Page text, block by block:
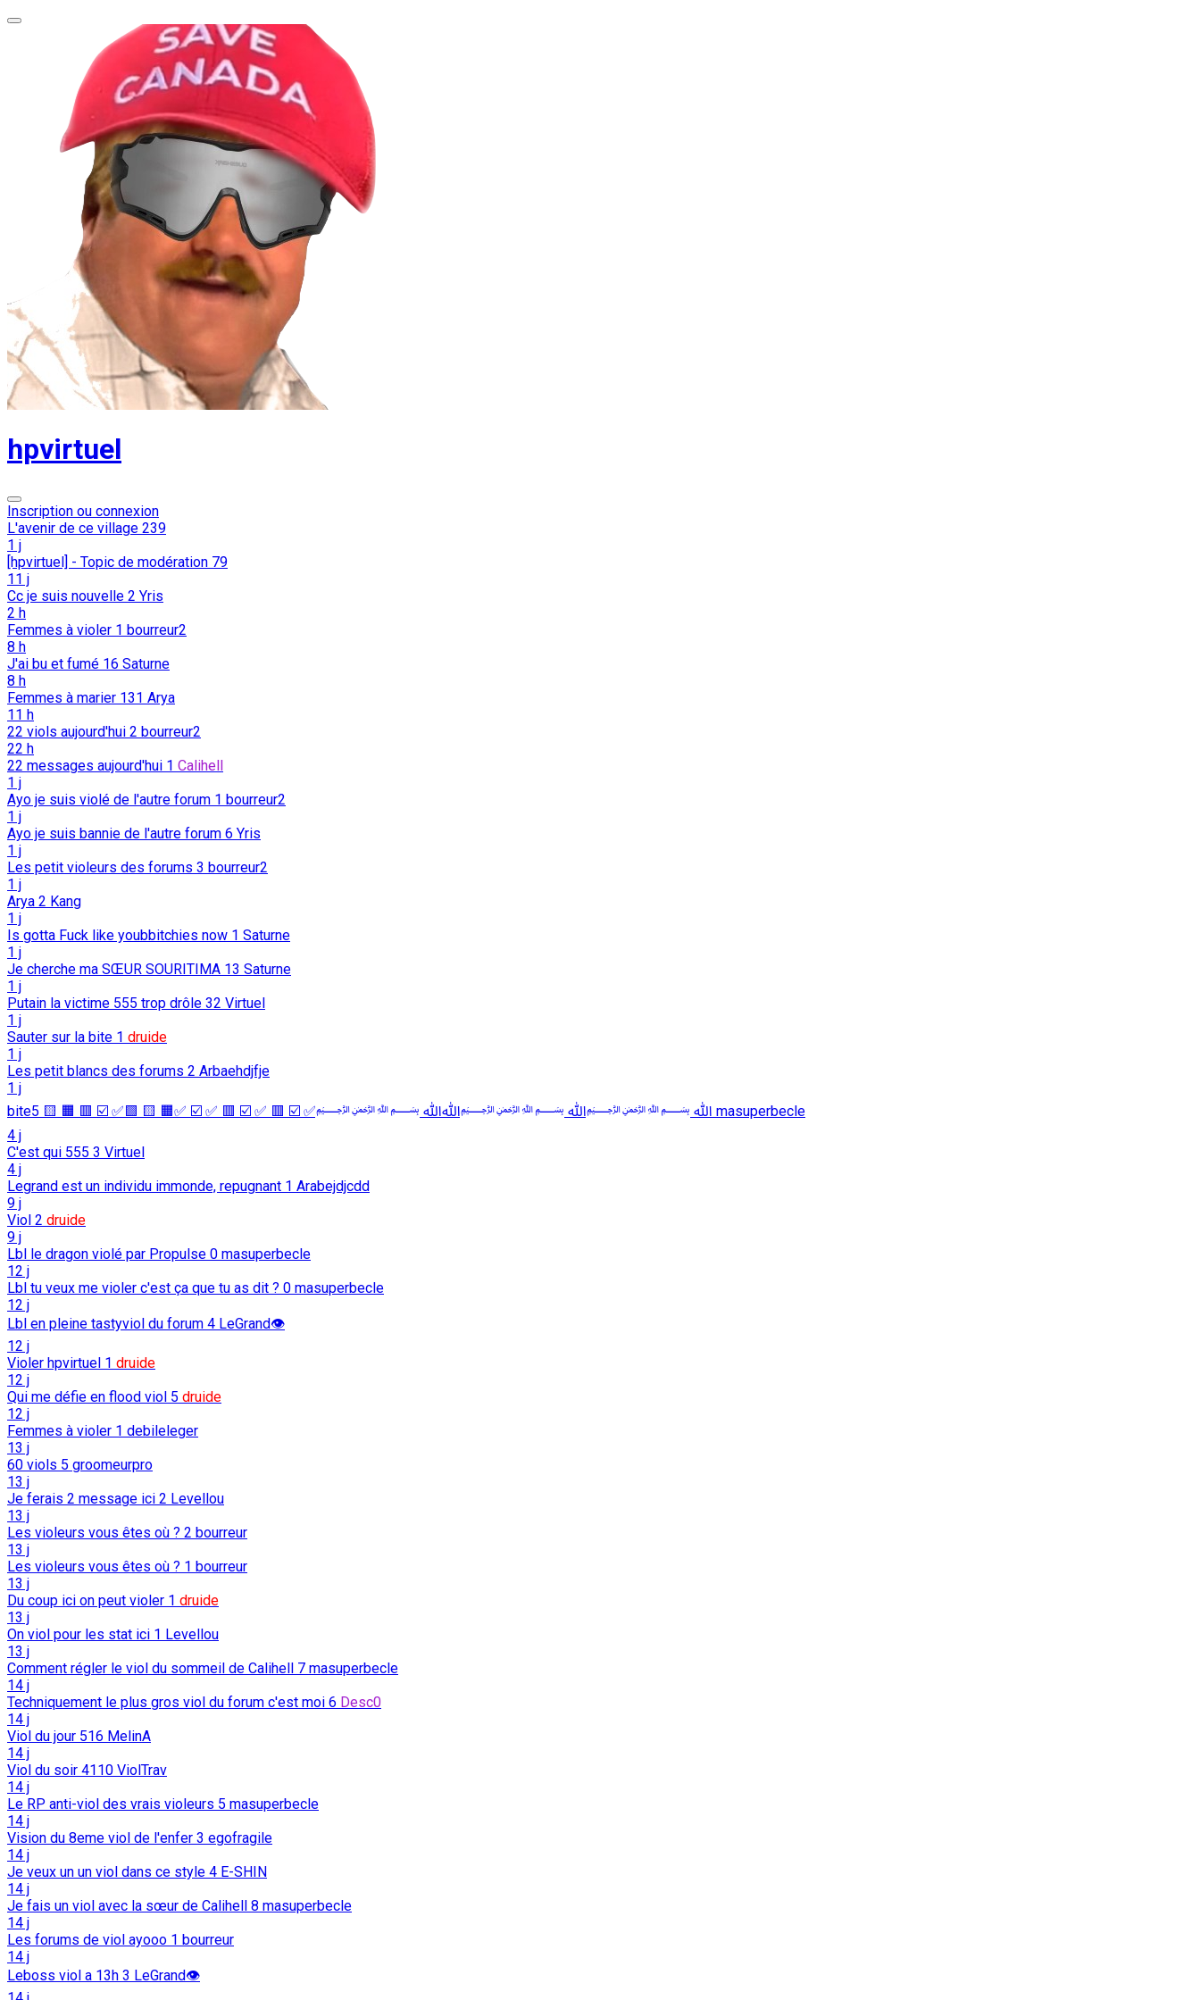
hpvirtuel
Inscription ou connexion
L'avenir de ce village 239
1 j
[hpvirtuel] - Topic de modération 79
11 j
Cc je suis nouvelle 2 Yris
2 h
Femmes à violer 1 bourreur2
8 h
J'ai bu et fumé 16 Saturne
8 h
Femmes à marier 131 Arya
11 h
22 viols aujourd'hui 2 bourreur2
22 h
22 messages aujourd'hui 1 Calihell
1 j
Ayo je suis violé de l'autre forum 1 bourreur2
1 j
Ayo je suis bannie de l'autre forum 6 Yris
1 j
Les petit violeurs des forums 3 bourreur2
1 j
Arya 2 Kang
1 j
Is gotta Fuck like youbbitchies now 1 Saturne
1 j
Je cherche ma SŒUR SOURITIMA 13 Saturne
1 j
Putain la victime 555 trop drôle 32 Virtuel
1 j
Sauter sur la bite 1 druide
1 j
Les petit blancs des forums 2 Arbaehdjfje
1 j
biteﷲ ﷽ﷲ ﷽ﷲﷲ ﷽✅ ☑️ 🟥 ✅ ☑️ 🟥 ✅ ☑️ ✅🟧 🟨 🟩✅ ☑️ 🟥 🟧 🟨 masuperbecle
4 j
C'est qui 555 3 Virtuel
4 j
Legrand est un individu immonde, repugnant 1 Arabejdjcdd
9 j
Viol 2 druide
9 j
Lbl le dragon violé par Propulse 0 masuperbecle
12 j
Lbl tu veux me violer c'est ça que tu as dit ? 0 masuperbecle
12 j
Lbl en pleine tastyviol du forum 4 LeGrand👁️
12 j
Violer hpvirtuel 1 druide
12 j
Qui me défie en flood viol 5 druide
12 j
Femmes à violer 1 debileleger
13 j
60 viols 5 groomeurpro
13 j
Je ferais 2 message ici 2 Levellou
13 j
Les violeurs vous êtes où ? 2 bourreur
13 j
Les violeurs vous êtes où ? 1 bourreur
13 j
Du coup ici on peut violer 1 druide
13 j
On viol pour les stat ici 1 Levellou
13 j
Comment régler le viol du sommeil de Calihell 7 masuperbecle
14 j
Techniquement le plus gros viol du forum c'est moi 6 Desc0
14 j
Viol du jour 516 MelinA
14 j
Viol du soir 4110 ViolTrav
14 j
Le RP anti-viol des vrais violeurs 5 masuperbecle
14 j
Vision du 8eme viol de l'enfer 3 egofragile
14 j
Je veux un un viol dans ce style 4 E-SHIN
14 j
Je fais un viol avec la sœur de Calihell 8 masuperbecle
14 j
Les forums de viol ayooo 1 bourreur
14 j
Leboss viol a 13h 3 LeGrand👁️